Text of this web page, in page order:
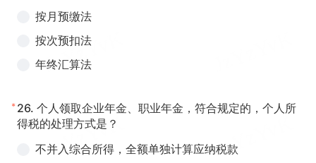
按月预缴法
按次预扣法
年终汇算法
* 26. 个人领取企业年金、职业年金，符合规定的，个人所
得税的处理方式是？
不并入综合所得，全额单独计算应纳税款